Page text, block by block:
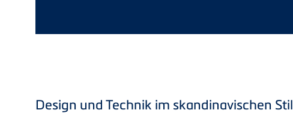
Design und Technik im skandinavischen Stil